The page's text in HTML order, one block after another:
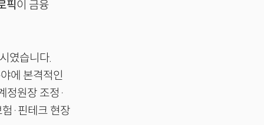
픽이 금융
였습니다.
에 본격적인
정원장 조정·
·핀테크 현장